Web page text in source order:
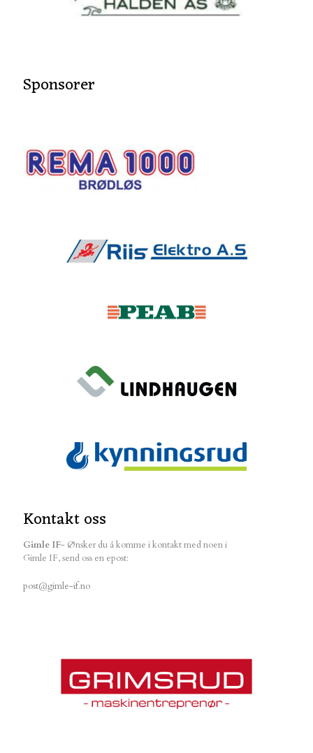
Sponsorer
Kontakt oss
Gimle IF- Ønsker du å komme i kontakt med noen i
Gimle IF, send oss en epost:
post@gimle-if.no